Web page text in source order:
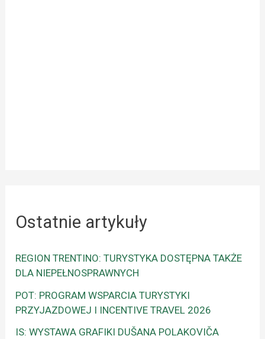
Ostatnie artykuły
REGION TRENTINO: TURYSTYKA DOSTĘPNA TAKŻE
DLA NIEPEŁNOSPRAWNYCH
POT: PROGRAM WSPARCIA TURYSTYKI
PRZYJAZDOWEJ I INCENTIVE TRAVEL 2026
IS: WYSTAWA GRAFIKI DUŠANA POLAKOVIČA